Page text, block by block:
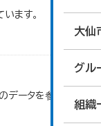
大仙
グル
組織
ます。
ータを参照していま